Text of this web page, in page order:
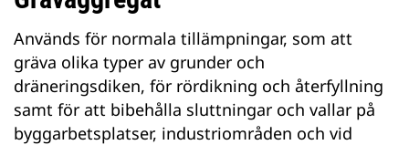
Används för normala tillämpningar, som att
gräva olika typer av grunder och
dräneringsdiken, för rördikning och återfyllning
samt för att bibehålla sluttningar och vallar på
byggarbetsplatser, industriområden och vid